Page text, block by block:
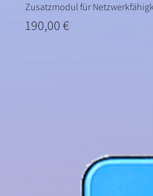
Zusatzmodul für
Preis
190,00 €